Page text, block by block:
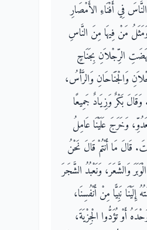
فِي أَفْنَاءِ الأَمْصَارِ
مَنْ فِيهَا مِنَ النَّاسِ
الرِّجْلاَنِ بِجَنَاحٍ
وَالْجَنَاحَانِ وَالرَّأْسُ،
بَكْرٌ وَزِيَادٌ جَمِيعًا
وَخَرَجَ عَلَيْنَا عَامِلُ
قَالَ مَا أَنْتُمْ قَالَ نَحْنُ
وَالشَّعَرَ، وَنَعْبُدُ الشَّجَرَ
نَبِيًّا مِنْ أَنْفُسِنَا،
أَوْ تُؤَدُّوا الْجِزْيَةَ،